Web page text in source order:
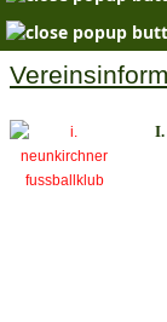
I.